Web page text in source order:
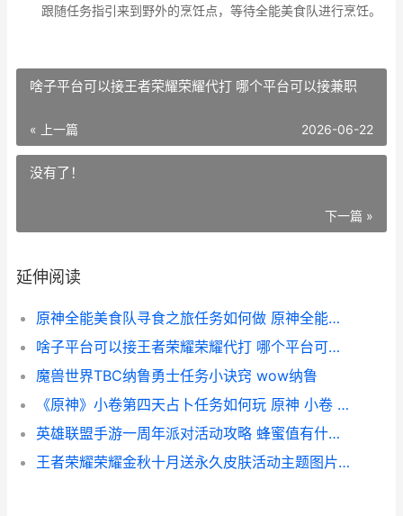
跟随任务指引来到野外的烹饪点，等待全能美食队进行烹饪。
啥子平台可以接王者荣耀荣耀代打 哪个平台可以接兼职
« 上一篇 2026-06-22
没有了！
下一篇 »
延伸阅读
原神全能美食队寻食之旅任务如何做 原神全能美食队突破性思维
啥子平台可以接王者荣耀荣耀代打 哪个平台可以接兼职
魔兽世界TBC纳鲁勇士任务小诀窍 wow纳鲁
《原神》小卷第四天占卜任务如何玩 原神 小卷 第五天
英雄联盟手游一周年派对活动攻略 蜂蜜值有什么用
王者荣耀荣耀金秋十月送永久皮肤活动主题图片文字教程 王者荣耀荣耀金币在哪里消费